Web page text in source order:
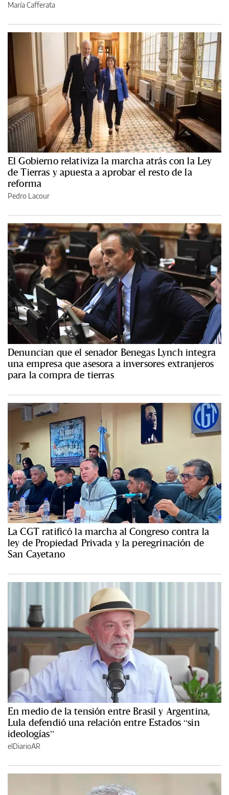
María Cafferata
El Gobierno relativiza la marcha atrás con la Ley
de Tierras y apuesta a aprobar el resto de la
reforma
Pedro Lacour
Denuncian que el senador Benegas Lynch integra
una empresa que asesora a inversores extranjeros
para la compra de tierras
La CGT ratificó la marcha al Congreso contra la
ley de Propiedad Privada y la peregrinación de
San Cayetano
En medio de la tensión entre Brasil y Argentina,
Lula defendió una relación entre Estados “sin
ideologías”
elDiarioAR